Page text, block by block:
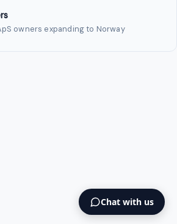
owners expanding to Norway
Chat with us